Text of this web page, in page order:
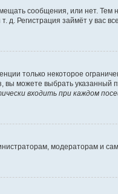
сообщения, или нет.
Регистрация займёт у вас
только некоторое
вы можете выбрать
входить при каждом
модераторам и